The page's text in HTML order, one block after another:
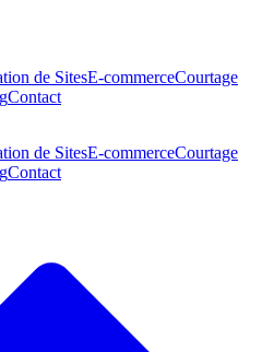
de SitesE-commerceCourtage
Contact
de SitesE-commerceCourtage
Contact